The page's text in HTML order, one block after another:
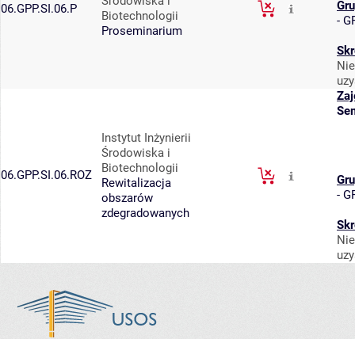
06.GPP.SI.06.P
Biotechnologii
Proseminarium
-
06.GPP.SI.06.ROZ
Instytut Inżynierii
Środowiska i
Biotechnologii
Rewitalizacja
obszarów
zdegradowanych
-